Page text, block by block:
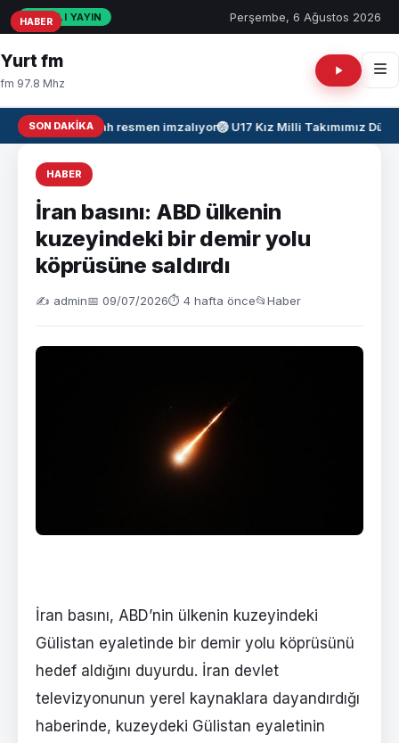
CANLI YAYIN Perşembe, 6 Ağustos 2026
Yurt fm
fm 97.8 Mhz
SON DAKIKASalah resmen imzalıyor🏐U17 Kız Milli Takımımız
HABER
İran basını: ABD ülkenin
kuzeyindeki bir demir yolu
köprüsüne saldırdı
✍️ admin📅 09/07/2026⏱ 4 hafta önce📂Haber
İran basını, ABD’nin ülkenin kuzeyindeki
Gülistan eyaletinde bir demir yolu köprüsünü
hedef aldığını duyurdu. İran devlet
televizyonunun yerel kaynaklara dayandırdığı
haberinde, kuzeydeki Gülistan eyaletinin
HABER
HABER
HABER